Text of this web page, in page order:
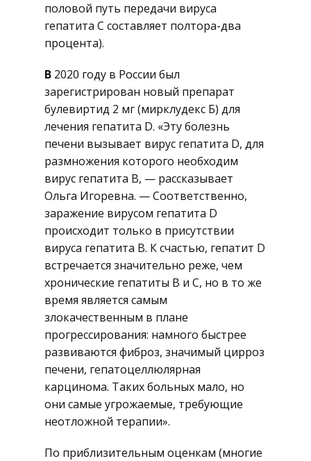
половой путь передачи вируса
гепатита C составляет полтора-два
процента).
В 2020 году в России был
зарегистрирован новый препарат
булевиртид 2 мг (мирклудекс Б) для
лечения гепатита D. «Эту болезнь
печени вызывает вирус гепатита D, для
размножения которого необходим
вирус гепатита B, — рассказывает
Ольга Игоревна. — Соответственно,
заражение вирусом гепатита D
происходит только в присутствии
вируса гепатита B. К счастью, гепатит D
встречается значительно реже, чем
хронические гепатиты B и C, но в то же
время является самым
злокачественным в плане
прогрессирования: намного быстрее
развиваются фиброз, значимый цирроз
печени, гепатоцеллюлярная
карцинома. Таких больных мало, но
они самые угрожаемые, требующие
неотложной терапии».
По приблизительным оценкам (многие